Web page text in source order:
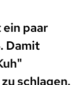
paar
Damit
schlagen.